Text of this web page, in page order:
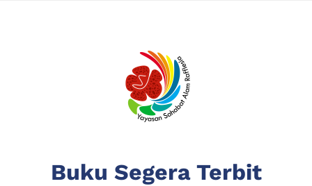
Buku Segera Terbit